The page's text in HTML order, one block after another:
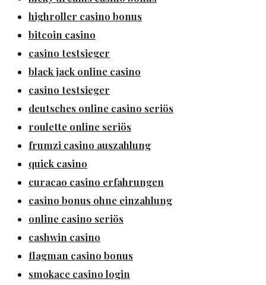
highroller casino bonus
bitcoin casino
casino testsieger
black jack online casino
casino testsieger
deutsches online casino seriös
roulette online seriös
frumzi casino auszahlung
quick casino
curacao casino erfahrungen
casino bonus ohne einzahlung
online casino seriös
cashwin casino
flagman casino bonus
smokace casino login